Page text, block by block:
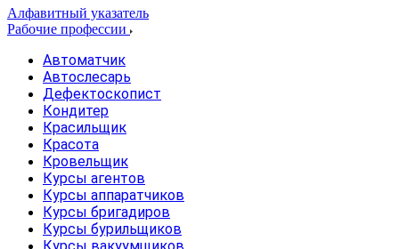
Алфавитный указатель
Рабочие профессии
Автоматчик
Автослесарь
Дефектоскопист
Кондитер
Красильщик
Красота
Кровельщик
Курсы агентов
Курсы аппаратчиков
Курсы бригадиров
Курсы бурильщиков